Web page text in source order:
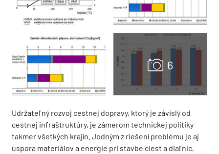
Udržateľný rozvoj cestnej dopravy, ktorý je závislý od
cestnej infraštruktúry, je zámerom technickej politiky
takmer všetkých krajín. Jedným z riešení problému je aj
úspora materiálov a energie pri stavbe ciest a diaľnic,